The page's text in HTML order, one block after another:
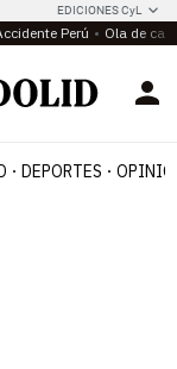
EDICIONES CyL
Perú Ola de
DEPORTES